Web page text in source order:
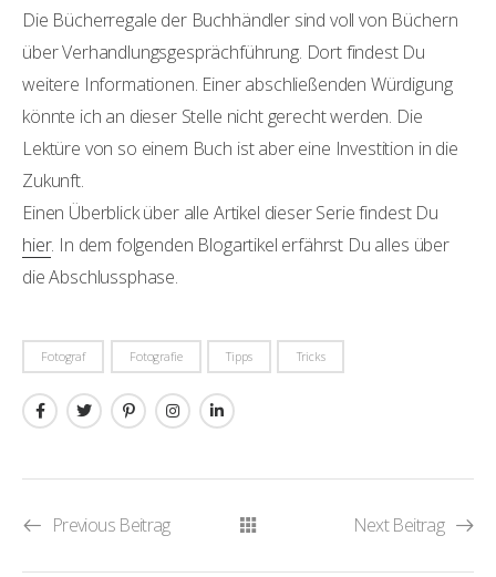
Die Bücherregale der Buchhändler sind voll von Büchern
über Verhandlungsgesprächführung. Dort findest Du
weitere Informationen. Einer abschließenden Würdigung
könnte ich an dieser Stelle nicht gerecht werden. Die
Lektüre von so einem Buch ist aber eine Investition in die
Zukunft.
Einen Überblick über alle Artikel dieser Serie findest Du
hier. In dem folgenden Blogartikel erfährst Du alles über
die Abschlussphase.
Fotograf Fotografie Tipps Tricks
Previous Beitrag Next Beitrag